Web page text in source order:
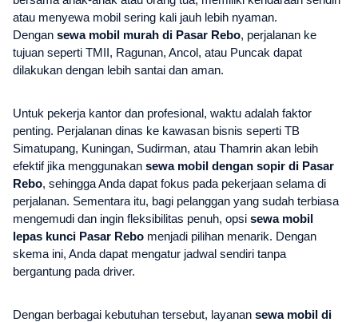
atau menyewa mobil sering kali jauh lebih nyaman.
Dengan sewa mobil murah di Pasar Rebo, perjalanan ke
tujuan seperti TMII, Ragunan, Ancol, atau Puncak dapat
dilakukan dengan lebih santai dan aman.
Untuk pekerja kantor dan profesional, waktu adalah faktor
penting. Perjalanan dinas ke kawasan bisnis seperti TB
Simatupang, Kuningan, Sudirman, atau Thamrin akan lebih
efektif jika menggunakan sewa mobil dengan sopir di Pasar
Rebo, sehingga Anda dapat fokus pada pekerjaan selama di
perjalanan. Sementara itu, bagi pelanggan yang sudah terbiasa
mengemudi dan ingin fleksibilitas penuh, opsi sewa mobil
lepas kunci Pasar Rebo menjadi pilihan menarik. Dengan
skema ini, Anda dapat mengatur jadwal sendiri tanpa
bergantung pada driver.
Dengan berbagai kebutuhan tersebut, layanan sewa mobil di